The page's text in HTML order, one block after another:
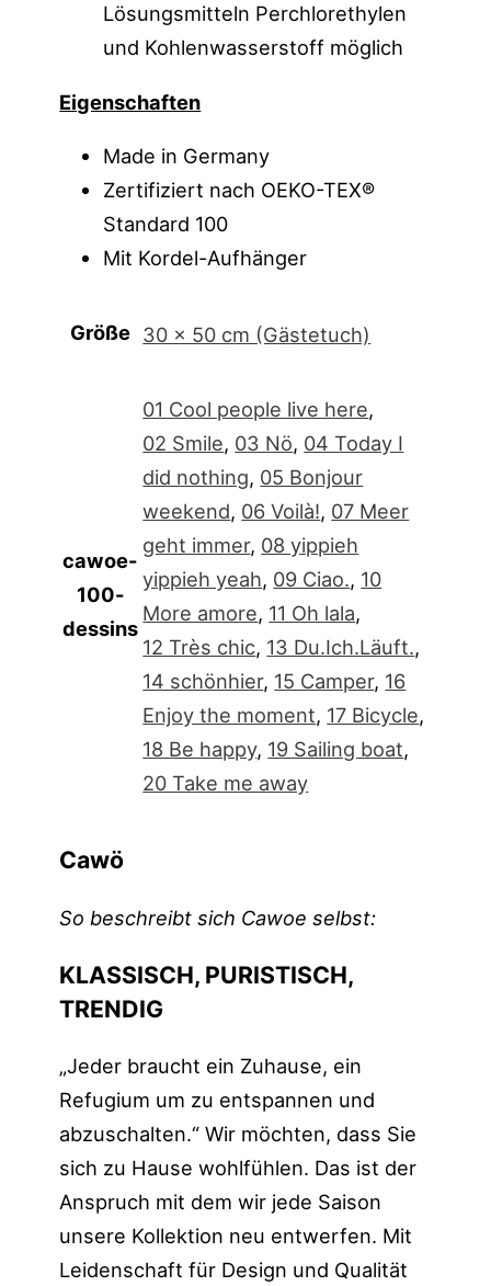
Lösungsmitteln Perchlorethylen
und Kohlenwasserstoff möglich
Eigenschaften
Made in Germany
Zertifiziert nach OEKO-TEX®
Standard 100
Mit Kordel-Aufhänger
Größe 30 x 50 cm (Gästetuch)
cawoe-
100-
dessins
01 Cool people live here,
02 Smile, 03 Nö, 04 Today I
did nothing, 05 Bonjour
weekend, 06 Voilà!, 07 Meer
geht immer, 08 yippieh
yippieh yeah, 09 Ciao., 10
More amore, 11 Oh lala,
12 Très chic, 13 Du.Ich.Läuft.,
14 schönhier, 15 Camper, 16
Enjoy the moment, 17 Bicycle,
18 Be happy, 19 Sailing boat,
20 Take me away
Cawö
So beschreibt sich Cawoe selbst:
KLASSISCH, PURISTISCH,
TRENDIG
„Jeder braucht ein Zuhause, ein
Refugium um zu entspannen und
abzuschalten.“ Wir möchten, dass Sie
sich zu Hause wohlfühlen. Das ist der
Anspruch mit dem wir jede Saison
unsere Kollektion neu entwerfen. Mit
Leidenschaft für Design und Qualität